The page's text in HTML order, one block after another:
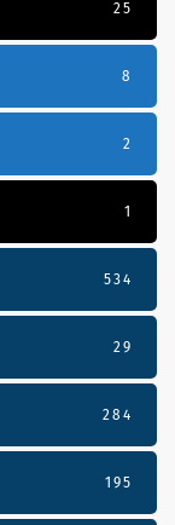
25
8
2
1
534
29
284
195